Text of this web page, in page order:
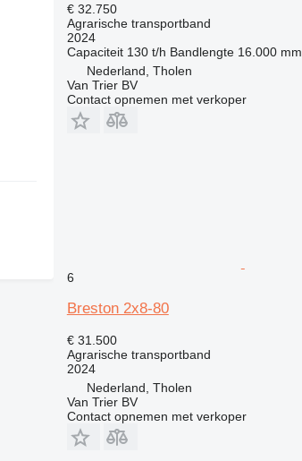
€ 32.750
Agrarische transportband
2024
Capaciteit 130 t/h Bandlengte 16.000 mm
Nederland, Tholen
Van Trier BV
Contact opnemen met verkoper
6
Breston 2x8-80
€ 31.500
Agrarische transportband
2024
Nederland, Tholen
Van Trier BV
Contact opnemen met verkoper